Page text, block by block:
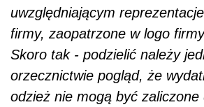
uwzględniającym
firmy, zaopatrzone w logo
Skoro tak - podzielić należy
orzecznictwie pogląd, że
odzież nie mogą być zaliczone